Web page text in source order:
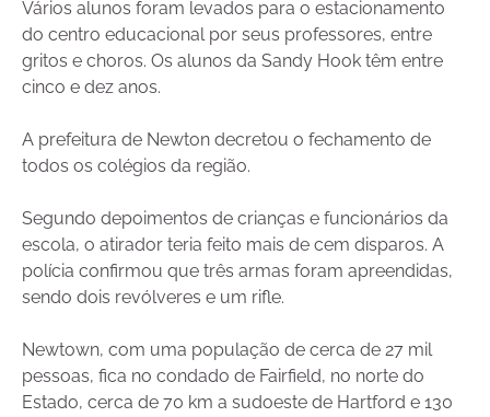
Vários alunos foram levados para o estacionamento
do centro educacional por seus professores, entre
gritos e choros. Os alunos da Sandy Hook têm entre
cinco e dez anos.
A prefeitura de Newton decretou o fechamento de
todos os colégios da região.
Segundo depoimentos de crianças e funcionários da
escola, o atirador teria feito mais de cem disparos. A
polícia confirmou que três armas foram apreendidas,
sendo dois revólveres e um rifle.
Newtown, com uma população de cerca de 27 mil
pessoas, fica no condado de Fairfield, no norte do
Estado, cerca de 70 km a sudoeste de Hartford e 130